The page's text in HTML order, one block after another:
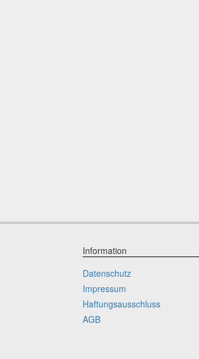
Information
Datenschutz
Impressum
Haftungsausschluss
AGB